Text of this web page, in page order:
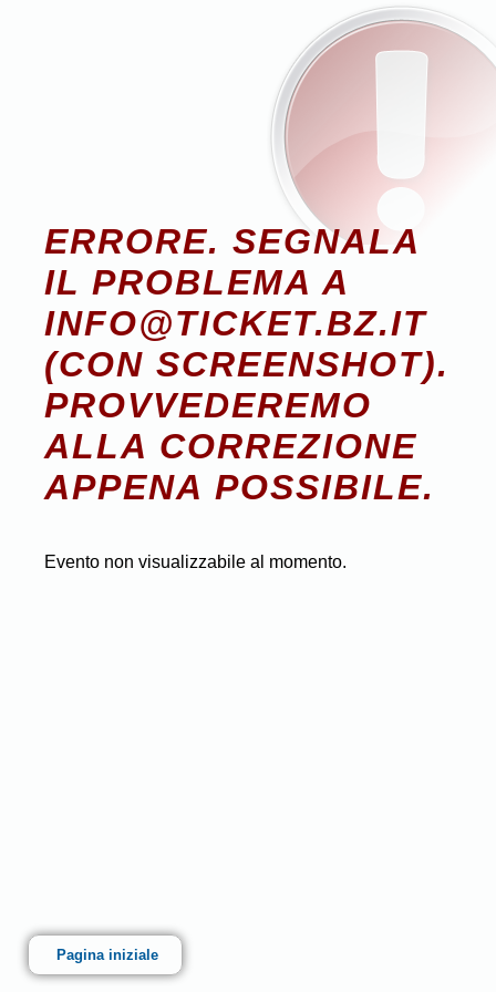
ERRORE. SEGNALA
IL PROBLEMA A
INFO@TICKET.BZ.IT
(CON SCREENSHOT).
PROVVEDEREMO
ALLA CORREZIONE
APPENA POSSIBILE.
Evento non visualizzabile al momento.